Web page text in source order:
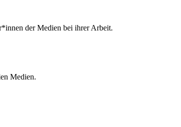
der Medien bei ihrer Arbeit.
Medien.